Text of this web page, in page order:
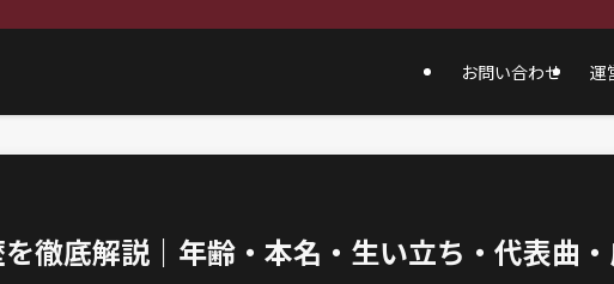
お問い合わせ 運
徹底解説｜年齢・本名・生い立ち・代表曲